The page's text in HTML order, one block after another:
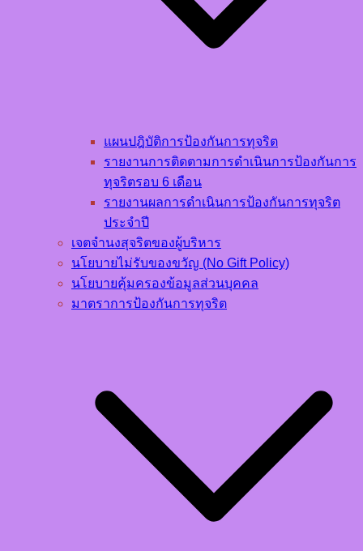
แผนปฎิบัติการป้องกันการทุจริต
รายงานการติดตามการดำเนินการป้องกันการ
ทุจริตรอบ 6 เดือน
รายงานผลการดำเนินการป้องกันการทุจริต
ประจำปี
เจตจำนงสุจริตของผู้บริหาร
นโยบายไม่รับของขวัญ (No Gift Policy)
นโยบายคุ้มครองข้อมูลส่วนบุคคล
มาตราการป้องกันการทุจริต